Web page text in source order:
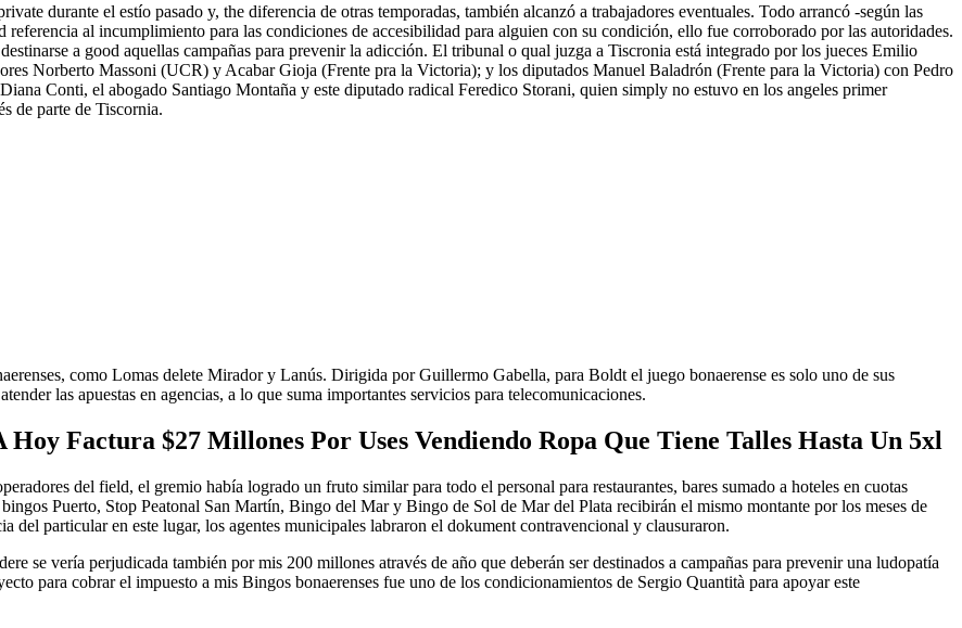
durante el estío pasado y, the diferencia de otras temporadas, también alcanzó a trabajadores eventuales. Todo arrancó -según las
al incumplimiento para las condiciones de accesibilidad para alguien con su condición, ello fue corroborado por las autoridades.
a good aquellas campañas para prevenir la adicción. El tribunal o qual juzga a Tiscronia está integrado por los jueces Emilio
Norberto Massoni (UCR) y Acabar Gioja (Frente pra la Victoria); y los diputados Manuel Baladrón (Frente para la Victoria) con Pedro
Conti, el abogado Santiago Montaña y este diputado radical Feredico Storani, quien simply no estuvo en los angeles primer
de parte de Tiscornia.
como Lomas delete Mirador y Lanús. Dirigida por Guillermo Gabella, para Boldt el juego bonaerense es solo uno de sus
las apuestas en agencias, a lo que suma importantes servicios para telecomunicaciones.
Factura $27 Millones Por Uses Vendiendo Ropa Que Tiene Talles Hasta Un 5xl
del field, el gremio había logrado un fruto similar para todo el personal para restaurantes, bares sumado a hoteles en cuotas
Puerto, Stop Peatonal San Martín, Bingo del Mar y Bingo de Sol de Mar del Plata recibirán el mismo montante por los meses de
del particular en este lugar, los agentes municipales labraron el dokument contravencional y clausuraron.
se vería perjudicada también por mis 200 millones através de año que deberán ser destinados a campañas para prevenir una ludopatía
para cobrar el impuesto a mis Bingos bonaerenses fue uno de los condicionamientos de Sergio Quantità para apoyar este